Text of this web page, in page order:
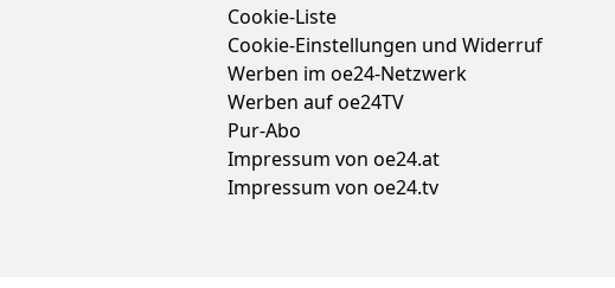
Cookie-Liste
Cookie-Einstellungen und Widerruf
Werben im oe24-Netzwerk
Werben auf oe24TV
Pur-Abo
Impressum von oe24.at
Impressum von oe24.tv